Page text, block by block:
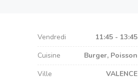
Vendredi
11:45 - 13:45
Cuisine
Burger, Poisson
Ville
VALENCE